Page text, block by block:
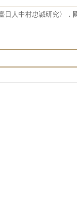
日人中村忠誠研究〉，